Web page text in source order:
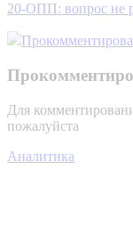
20-ОПП: вопрос не
Для
пожалуйста
Аналитика